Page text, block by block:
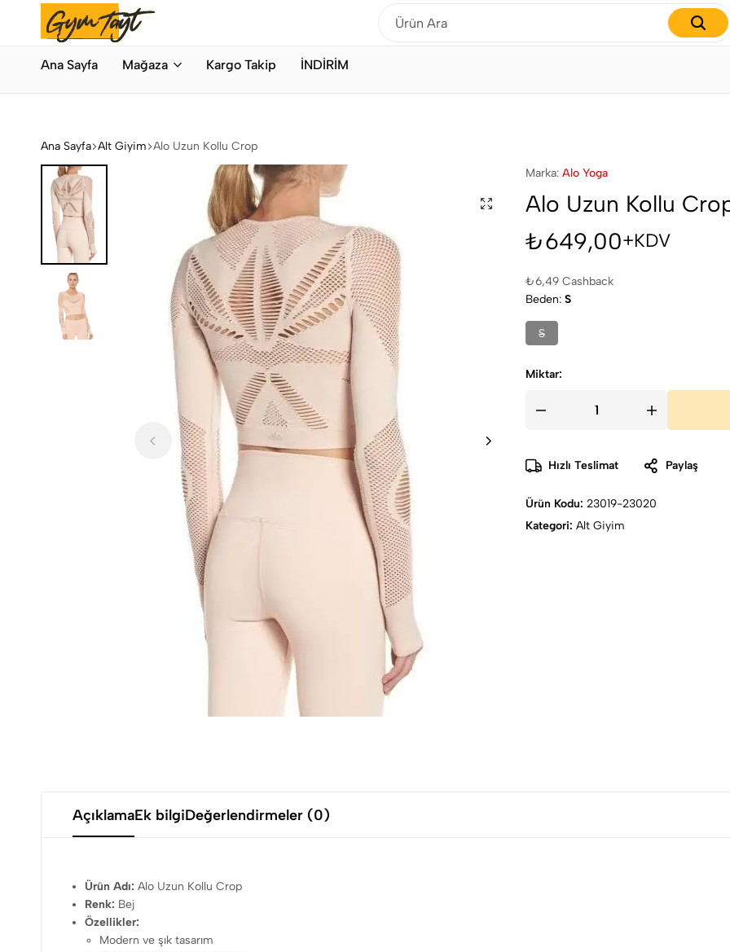
Bahar ModasıHemen Alışveriş Yap Gardırobunuzu yenilemenin tam zamanı!
Fazlası
Ana Sayfa Mağaza Kargo Takip İNDİRİM
Ana Sayfa Alt Giyim Alo Uzun Kollu Crop
Marka: Alo Yoga
Alo Uzun Kollu
₺649,00+KDV
₺6,49 Cashback
Beden S
S
Miktar:
Hızlı Teslimat Paylaş
Ürün Kodu: 23019-23020
Kategori: Alt Giyim
AçıklamaEk bilgiDeğerlendirmeler (0)
Ürün Adı: Alo Uzun Kollu Crop
Renk: Bej
Özellikler:
Modern ve şık tasarım